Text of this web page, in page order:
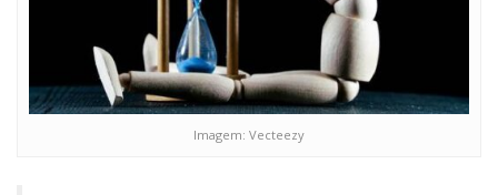
Imagem: Vecteezy